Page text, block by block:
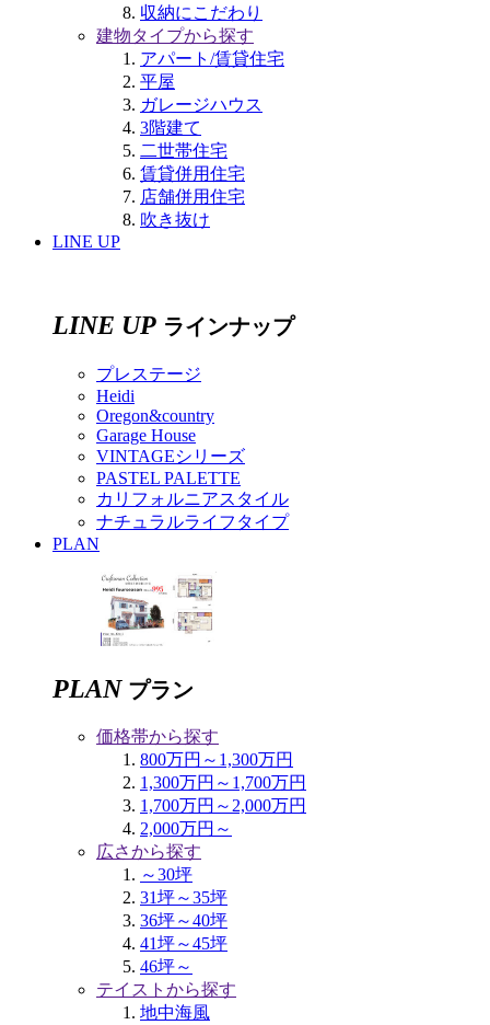
収納にこだわり
建物タイプから探す
アパート/賃貸住宅
平屋
ガレージハウス
3階建て
二世帯住宅
賃貸併用住宅
店舗併用住宅
吹き抜け
LINE UP
LINE UP ラインナップ
プレステージ
Heidi
Oregon&country
Garage House
VINTAGEシリーズ
PASTEL PALETTE
カリフォルニアスタイル
ナチュラルライフタイプ
PLAN
PLAN プラン
価格帯から探す
800万円～1,300万円
1,300万円～1,700万円
1,700万円～2,000万円
2,000万円～
広さから探す
～30坪
31坪～35坪
36坪～40坪
41坪～45坪
46坪～
テイストから探す
地中海風